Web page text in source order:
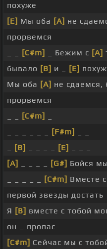
похуже
[E] Мы оба [A] не
прорвемся
[C#m] _ Бежим с [A]
бывало [B] и _ [E]
Мы оба [A] не сдаемся,
прорвемся
[C#m]
[F#m]
[B] [E]
[A]
[G#] Бойся
[C#m] Вместе
первой звезды достать
Я [B] вместе с тобой
он _ пропас
[C#m] Сейчас мы с